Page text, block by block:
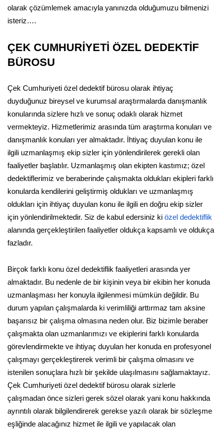
olarak çözümlemek amacıyla yanınızda olduğumuzu bilmenizi
isteriz….
ÇEK CUMHURİYETİ ÖZEL DEDEKTİF
BÜROSU
Çek Cumhuriyeti özel dedektif bürosu olarak ihtiyaç
duyduğunuz bireysel ve kurumsal araştırmalarda danışmanlık
konularında sizlere hızlı ve sonuç odaklı olarak hizmet
vermekteyiz. Hizmetlerimiz arasında tüm araştırma konuları ve
danışmanlık konuları yer almaktadır. İhtiyaç duyulan konu ile
ilgili uzmanlaşmış ekip sizler için yönlendirilerek gerekli olan
faaliyetler başlatılır. Uzmanlaşmış olan ekipten kastımız; özel
dedektiflerimiz ve beraberinde çalışmakta oldukları ekipleri farklı
konularda kendilerini geliştirmiş oldukları ve uzmanlaşmış
oldukları için ihtiyaç duyulan konu ile ilgili en doğru ekip sizler
için yönlendirilmektedir. Siz de kabul edersiniz ki özel dedektiflik
alanında gerçekleştirilen faaliyetler oldukça kapsamlı ve oldukça
fazladır.
Birçok farklı konu özel dedektiflik faaliyetleri arasında yer
almaktadır. Bu nedenle de bir kişinin veya bir ekibin her konuda
uzmanlaşması her konuyla ilgilenmesi mümkün değildir. Bu
durum yapılan çalışmalarda ki verimliliği arttırmaz tam aksine
başarısız bir çalışma olmasına neden olur. Biz bizimle beraber
çalışmakta olan uzmanlarımızı ve ekiplerini farklı konularda
görevlendirmekte ve ihtiyaç duyulan her konuda en profesyonel
çalışmayı gerçekleştirerek verimli bir çalışma olmasını ve
istenilen sonuçlara hızlı bir şekilde ulaşılmasını sağlamaktayız.
Çek Cumhuriyeti özel dedektif bürosu olarak sizlerle
çalışmadan önce sizleri gerek sözel olarak yani konu hakkında
ayrıntılı olarak bilgilendirerek gerekse yazılı olarak bir sözleşme
eşliğinde alacağınız hizmet ile ilgili ve yapılacak olan